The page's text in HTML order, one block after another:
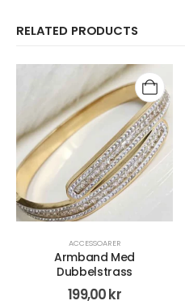
RELATED PRODUCTS
ACCESSOARER,REA
Elegant Rund Halsoband -
Guld
268,00kr 188,00